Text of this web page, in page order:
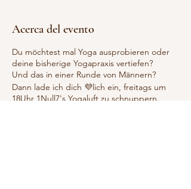
Acerca del evento
Du möchtest mal Yoga ausprobieren oder
deine bisherige Yogapraxis vertiefen?
Und das in einer Runde von Männern?
Dann lade ich dich 💜lich ein, freitags um
18Uhr 1Null7's Yogaluft zu schnuppern.